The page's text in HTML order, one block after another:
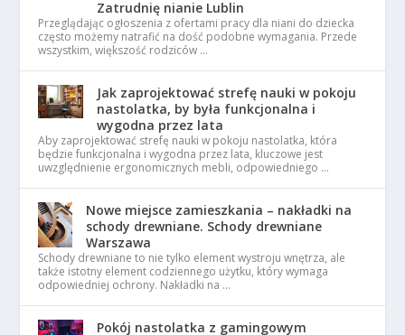
Zatrudnię nianie Lublin
Przeglądając ogłoszenia z ofertami pracy dla niani do dziecka
często możemy natrafić na dość podobne wymagania. Przede
wszystkim, większość rodziców …
Jak zaprojektować strefę nauki w pokoju
nastolatka, by była funkcjonalna i
wygodna przez lata
Aby zaprojektować strefę nauki w pokoju nastolatka, która
będzie funkcjonalna i wygodna przez lata, kluczowe jest
uwzględnienie ergonomicznych mebli, odpowiedniego …
Nowe miejsce zamieszkania – nakładki na
schody drewniane. Schody drewniane
Warszawa
Schody drewniane to nie tylko element wystroju wnętrza, ale
także istotny element codziennego użytku, który wymaga
odpowiedniej ochrony. Nakładki na …
Pokój nastolatka z gamingowym